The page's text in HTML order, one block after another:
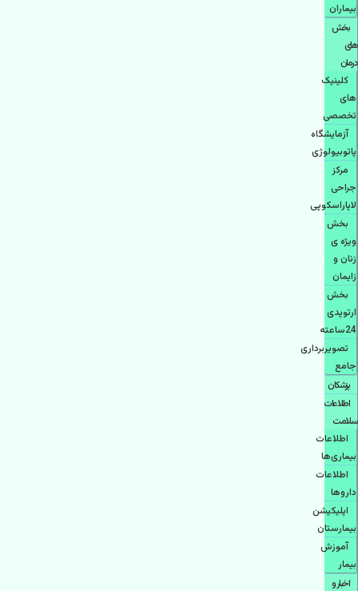
بیماران
بخش
های
درمان
کلینیک
های
تخصصی
آزمایشگاه
پاتوبیولوژی
مرکز
جراحی
لاپاراسکوپی
بخش
ویژه ی
زنان و
زایمان
بخش
ارتوپدی
24ساعته
تصویربرداری
جامع
پزشكان
اطلاعات
سلامت
اطلاعات
بیماری‌ها
اطلاعات
دارو‌ها
اپليكيشن
بيمارستان
آموزش
بیمار
اخبار و